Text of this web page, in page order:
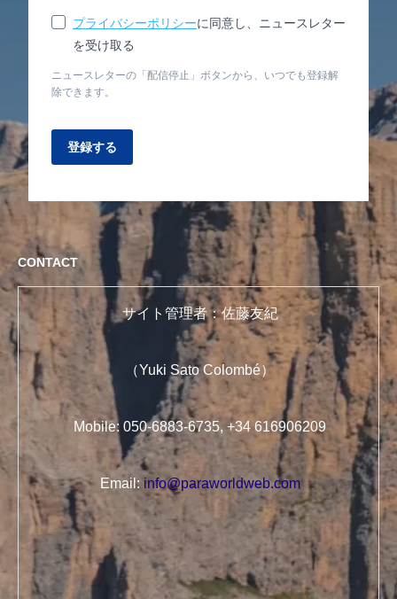
プライバシーポリシーに同意し、ニュースレター
を受け取る
ニュースレターの「配信停止」ボタンから、いつでも登録解
除できます。
登録する
CONTACT
サイト管理者：佐藤友紀
（Yuki Sato Colombé）
Mobile: 050-6883-6735, +34 616906209
Email: info@paraworldweb.com